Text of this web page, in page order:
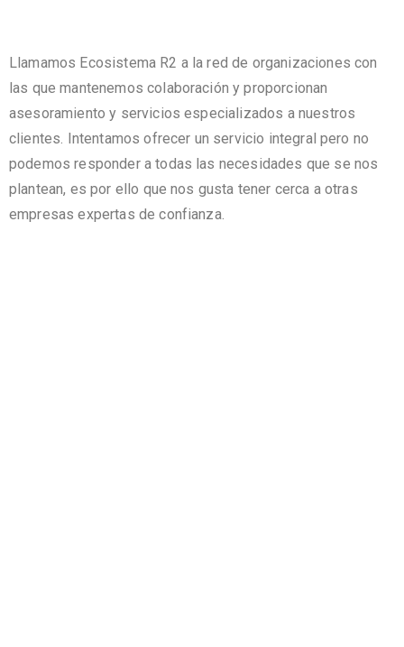
Llamamos Ecosistema R2 a la red de organizaciones con
las que mantenemos colaboración y proporcionan
asesoramiento y servicios especializados a nuestros
clientes. Intentamos ofrecer un servicio integral pero no
podemos responder a todas las necesidades que se nos
plantean, es por ello que nos gusta tener cerca a otras
empresas expertas de confianza.